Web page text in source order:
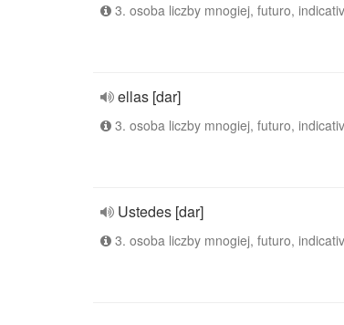
3. osoba liczby mnogiej, futuro,
ellas [dar]
3. osoba liczby mnogiej, futuro,
Ustedes [dar]
3. osoba liczby mnogiej, futuro,